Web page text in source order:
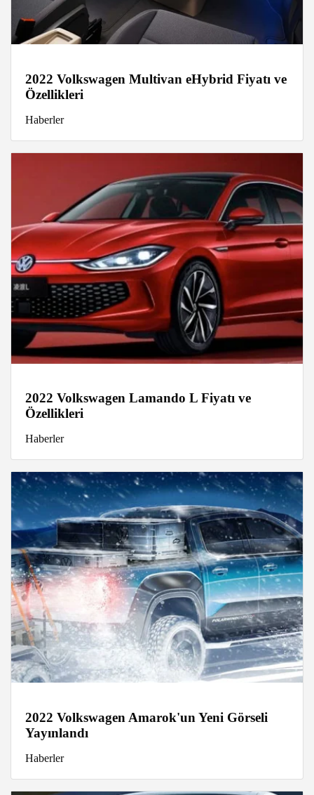
2022 Volkswagen Multivan eHybrid Fiyatı ve
Özellikleri
Haberler
2022 Volkswagen Lamando L Fiyatı ve
Özellikleri
Haberler
2022 Volkswagen Amarok'un Yeni Görseli
Yayınlandı
Haberler